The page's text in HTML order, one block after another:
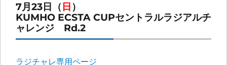
7月23日（ 日 ）
KUMHO ECSTA CUPセントラルラジアルチ
ャレンジ Rd.2
ラジチャレ専用ページ